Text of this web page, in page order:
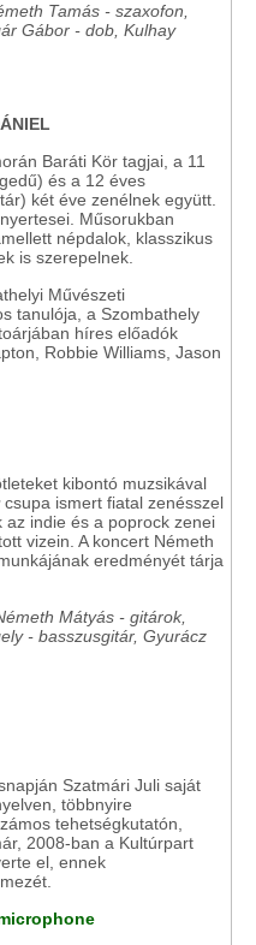
Tamás - szaxofon,
Gábor - dob, Kulhay
Baráti Kör tagjai, a 11
és a 12 éves
két éve zenélnek együtt.
Műsorukban
népdalok, klasszikus
is szerepelnek.
Művészeti
tanulója, a Szombathely
híres előadók
Robbie Williams, Jason
kibontó muzsikával
csupa ismert fiatal zenésszel
indie és a poprock zenei
vizein. A koncert Németh
eredményét tárja
Mátyás - gitárok,
- basszusgitár, Gyurácz
Szatmári Juli saját
többnyire
tehetségkutatón,
2008-ban a Kultúrpart
el, ennek